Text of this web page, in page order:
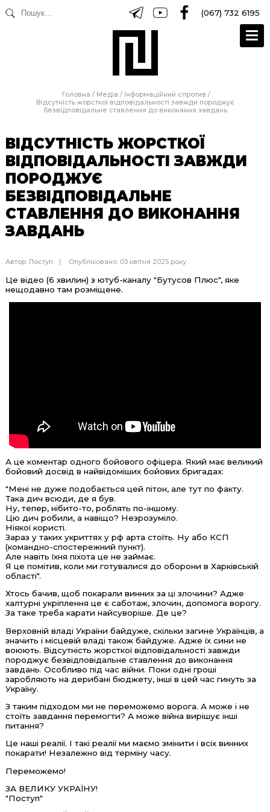
(067) 732 6195
Головна / Медіа / Інформаційний спротив /
Відсутність жорсткої відповідальності завжди породжує
безвідповідальне ставлення до виконання завдань
ВІДСУТНІСТЬ ЖОРСТКОЇ
ВІДПОВІДАЛЬНОСТІ ЗАВЖДИ
ПОРОДЖУЄ
БЕЗВІДПОВІДАЛЬНЕ
СТАВЛЕННЯ ДО ВИКОНАННЯ
ЗАВДАНЬ
Автор: Поступ Опубліковано: 03 квітня 2025 року
Це відео (6 хвилин) з ютуб-каналу "Бутусов Плюс", яке
нещодавно там розміщене.
А це коментар одного бойового офіцера. Який має великий
бойовий досвід в найвідоміших бойових бригадах:
"Мені не дуже подобається цей пітон, але тут по факту.
Така дич всюди, де я був.
Ну, тепер, нібито-то, роблять по-іншому.
Цю дич робили, а навіщо? Незрозуміло.
Ніякої користі.
Зараз у таких укриттях у рф арта стоїть. Ну або КСП
(командно-спостережний пункт).
Але навіть їхня піхота це не займає.
Я це помітив, коли ми готувалися до оборони в Харківській
області".
Хтось бачив, щоб покарали винних за ці злочини? Адже
халтурні укріплення це є саботаж, злочин, допомога ворогу.
За таке треба карати найсуворіше. Де це?
Верховній владі України байдуже, скільки загине Українців, а
значить і місцевій владі також байдуже. Адже їх сини не
воюють. Відсутність жорсткої відповідальності завжди
породжує безвідповідальне ставлення до виконання
завдань. Особливо під час війни. Поки одні гроші
заробляють на дерибані бюджету, інші в цей час гинуть за
Україну.
З таким підходом ми не переможемо ворога. А може і не
стоїть завдання перемогти? А може війна вирішує інші
питання?
Це наші реалії. І такі реалії ми маємо змінити і всіх винних
покарати! Незалежно від терміну часу.
Переможемо!
ЗА ВЕЛИКУ УКРАЇНУ!
"Поступ"